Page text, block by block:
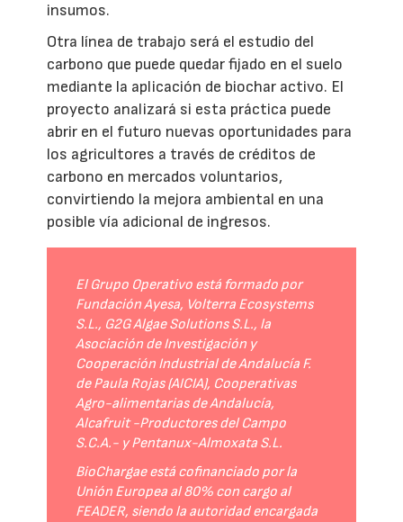
insumos.
Otra línea de trabajo será el estudio del
carbono que puede quedar fijado en el suelo
mediante la aplicación de biochar activo. El
proyecto analizará si esta práctica puede
abrir en el futuro nuevas oportunidades para
los agricultores a través de créditos de
carbono en mercados voluntarios,
convirtiendo la mejora ambiental en una
posible vía adicional de ingresos.
El Grupo Operativo está formado por
Fundación Ayesa, Volterra Ecosystems
S.L., G2G Algae Solutions S.L., la
Asociación de Investigación y
Cooperación Industrial de Andalucía F.
de Paula Rojas (AICIA), Cooperativas
Agro-alimentarias de Andalucía,
Alcafruit -Productores del Campo
S.C.A.- y Pentanux-Almoxata S.L.
BioChargae está cofinanciado por la
Unión Europea al 80% con cargo al
FEADER, siendo la autoridad encargada